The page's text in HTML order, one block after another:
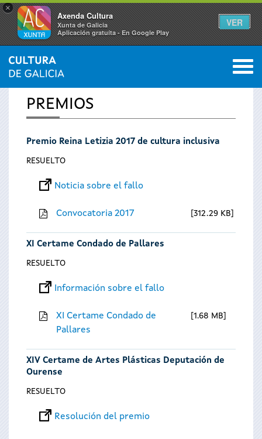
×
Axenda Cultura
Xunta de Galicia
Aplicación gratuíta - En Google Play
VER
Se
encuentra
usted
INICIO 0
PREMIOS
Premio Reina Letizia 2017 de cultura inclusiva
RESUELTO
Noticia sobre el fallo
Convocatoria 2017 312.29 KB
XI Certame Condado de Pallares
RESUELTO
Información sobre el fallo
XI Certame Condado de
Pallares
1.68 MB
XIV Certame de Artes Plásticas Deputación de
Ourense
RESUELTO
Resolución del premio